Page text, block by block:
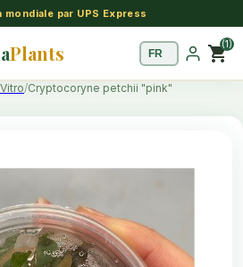
mondiale par UPS Express
Plants shopping_cart(1)
Cryptocoryne petchii "pink"